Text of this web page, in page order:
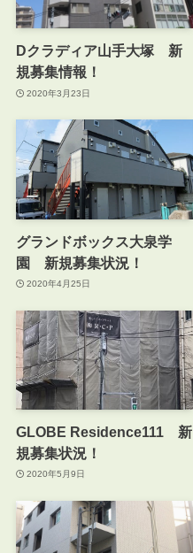
Dクラディア山手大塚 新
規募集情報！
2020年3月23日
グランドボックス大泉学
園 新規募集状況！
2020年4月25日
GLOBE Residence111 新
規募集状況！
2020年5月9日